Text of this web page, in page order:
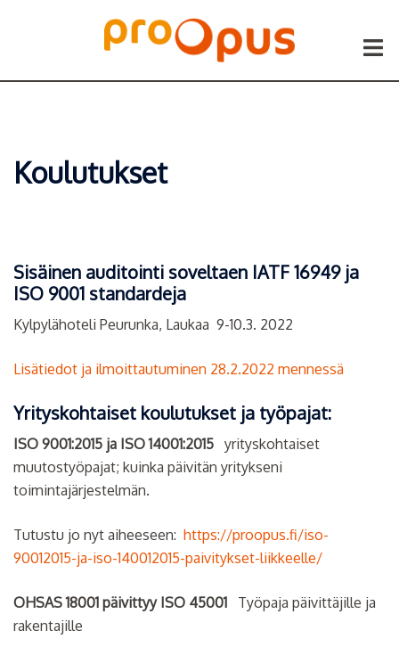
Koulutukset
Sisäinen auditointi soveltaen IATF 16949 ja
ISO 9001 standardeja
Kylpylähoteli Peurunka, Laukaa 9-10.3. 2022
Lisätiedot ja ilmoittautuminen 28.2.2022 mennessä
Yrityskohtaiset koulutukset ja työpajat:
ISO 9001:2015 ja ISO 14001:2015 yrityskohtaiset
muutostyöpajat; kuinka päivitän yritykseni
toimintajärjestelmän.
Tutustu jo nyt aiheeseen: https://proopus.fi/iso-
90012015-ja-iso-140012015-paivitykset-liikkeelle/
OHSAS 18001 päivittyy ISO 45001
Työpaja päivittäjille ja
rakentajille